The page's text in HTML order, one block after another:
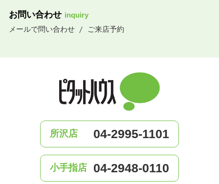
お問い合わせ inquiry
メールで問い合わせ
ご来店予約
所沢店 04-2995-1101
小手指店 04-2948-0110